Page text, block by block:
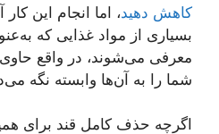
کاهش دهید، اما انجام این
بسیاری از مواد غذایی که
معرفی می‌شوند، در واقع حاوی
شما را به آن‌ها وابسته نگه
اگرچه حذف کامل قند